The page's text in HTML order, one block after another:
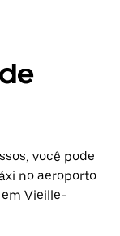
você pode
no aeroporto
Vieille-